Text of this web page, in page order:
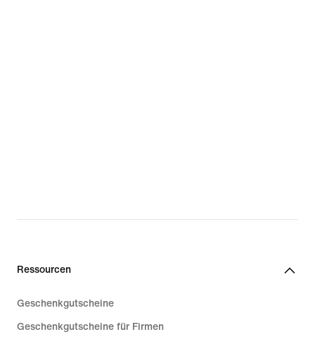
Ressourcen
Geschenkgutscheine
Geschenkgutscheine für Firmen